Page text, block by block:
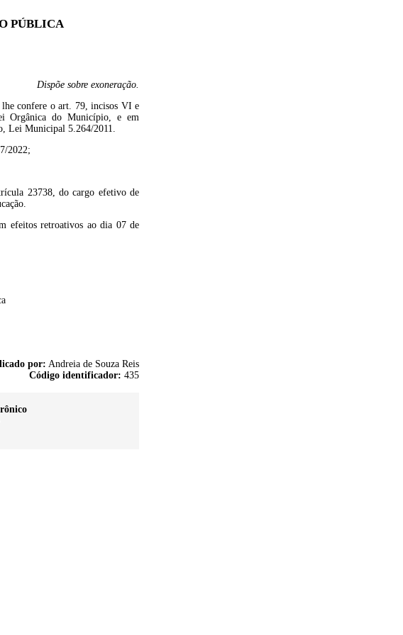
PÚBLICA
Dispõe sobre exoneração.
confere o art. 79, incisos VI e
Orgânica do Município, e em
Lei Municipal 5.264/2011.
/2022;
23738, do cargo efetivo de
.
efeitos retroativos ao dia 07de
por: Andreia de Souza Reis
Código identificador: 435